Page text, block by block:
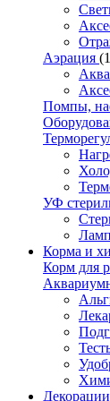
Аэрация
Помпы,
УФ
Корма и
Корм для